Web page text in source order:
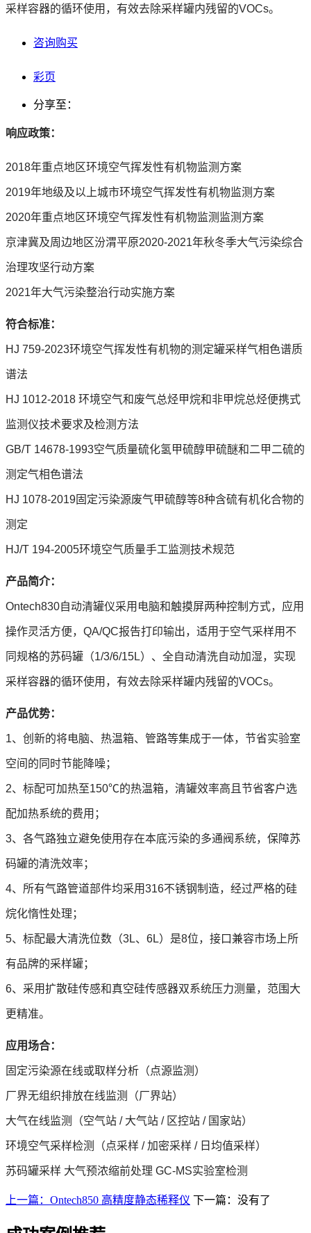
采样容器的循环使用，有效去除采样罐内残留的VOCs。
咨询购买
彩页
分享至：
响应政策：
2018年重点地区环境空气挥发性有机物监测方案
2019年地级及以上城市环境空气挥发性有机物监测方案
2020年重点地区环境空气挥发性有机物监测监测方案
京津冀及周边地区汾渭平原2020-2021年秋冬季大气污染综合
治理攻坚行动方案
2021年大气污染整治行动实施方案
符合标准：
HJ 759-2023环境空气挥发性有机物的测定罐采样气相色谱质
谱法
HJ 1012-2018 环境空气和废气总烃甲烷和非甲烷总烃便携式
监测仪技术要求及检测方法
GB/T 14678-1993空气质量硫化氢甲硫醇甲硫醚和二甲二硫的
测定气相色谱法
HJ 1078-2019固定污染源废气甲硫醇等8种含硫有机化合物的
测定
HJ/T 194-2005环境空气质量手工监测技术规范
产品简介：
Ontech830自动清罐仪采用电脑和触摸屏两种控制方式，应用
操作灵活方便，QA/QC报告打印输出，适用于空气采样用不
同规格的苏码罐（1/3/6/15L）、全自动清洗自动加湿，实现
采样容器的循环使用，有效去除采样罐内残留的VOCs。
产品优势：
1、创新的将电脑、热温箱、管路等集成于一体，节省实验室
空间的同时节能降噪；
2、标配可加热至150℃的热温箱，清罐效率高且节省客户选
配加热系统的费用；
3、各气路独立避免使用存在本底污染的多通阀系统，保障苏
码罐的清洗效率；
4、所有气路管道部件均采用316不锈钢制造，经过严格的硅
烷化惰性处理；
5、标配最大清洗位数（3L、6L）是8位，接口兼容市场上所
有品牌的采样罐；
6、采用扩散硅传感和真空硅传感器双系统压力测量，范围大
更精准。
应用场合：
固定污染源在线或取样分析（点源监测）
厂界无组织排放在线监测（厂界站）
大气在线监测（空气站 / 大气站 / 区控站 / 国家站）
环境空气采样检测（点采样 / 加密采样 / 日均值采样）
苏码罐采样 大气预浓缩前处理 GC-MS实验室检测
上一篇：Ontech850 高精度静态稀释仪 下一篇：没有了